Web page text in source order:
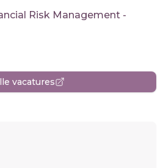
Risk Management -
vacatures